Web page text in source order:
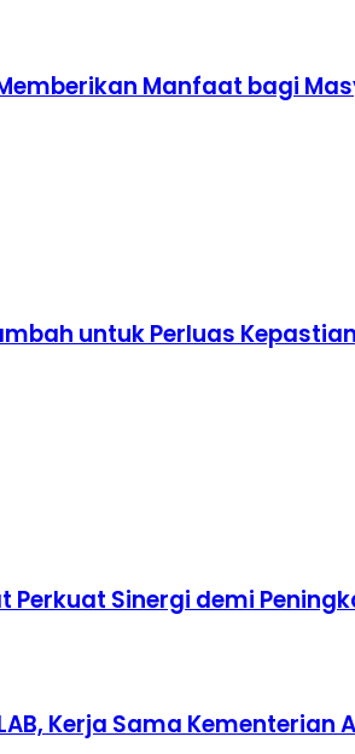
Manfaat bagi
untuk Perluas
Perkuat Sinergi demi
Kerja Sama Kementerian